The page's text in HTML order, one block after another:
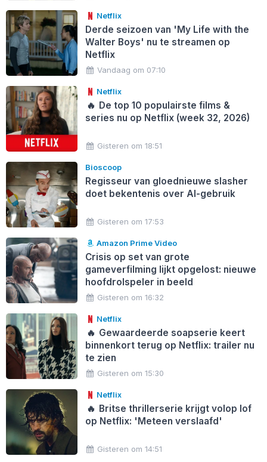
Netflix
Derde seizoen van 'My Life with the
Walter Boys' nu te streamen op
Netflix
Vandaag om 07:10
Netflix
🔥 De top 10 populairste films &
series nu op Netflix (week 32, 2026)
Gisteren om 18:51
Bioscoop
Regisseur van gloednieuwe slasher
doet bekentenis over AI-gebruik
Gisteren om 17:53
Amazon Prime Video
Crisis op set van grote
gameverfilming lijkt opgelost: nieuwe
hoofdrolspeler in beeld
Gisteren om 16:32
Netflix
🔥 Gewaardeerde soapserie keert
binnenkort terug op Netflix: trailer nu
te zien
Gisteren om 15:30
Netflix
🔥 Britse thrillerserie krijgt volop lof
op Netflix: 'Meteen verslaafd'
Gisteren om 14:51